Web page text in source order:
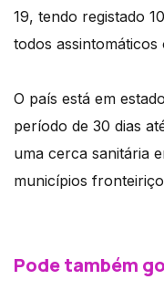
19, tendo registado
todos
O país está em
período de 30 dias
uma cerca sanitária
municípios
Pode também